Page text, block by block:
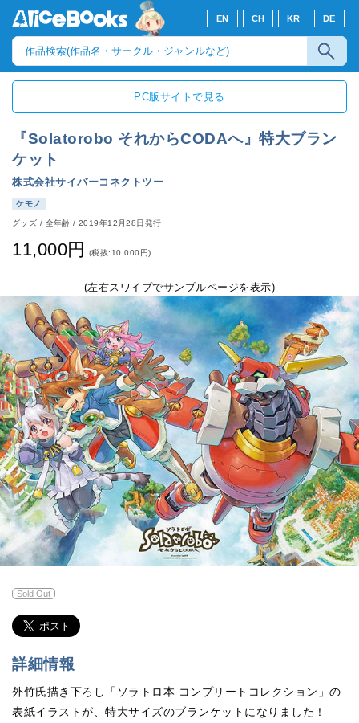
EN CH KR DE
PC版サイトで見る
『Solatorobo それからCODAへ』特大ブラン
ケット
株式会社サイバーコネクトツー
ケモノ
グッズ / 全年齢/2019年12月28日発行
11,000円 (税抜:10,000円)
(左右スワイプでサンプルページを表示)
Sold Out
詳細情報
外竹氏描き下ろし「ソラトロ本 コンプリートコレクション」の
表紙イラストが、特大サイズのブランケットになりました！